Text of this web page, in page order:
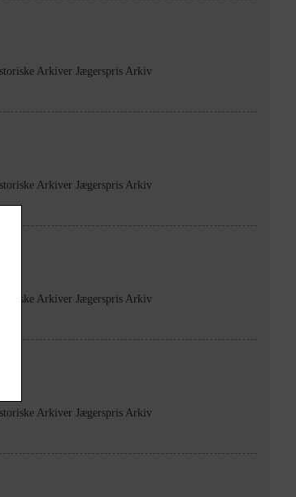
Arkiver Jægerspris Arkiv
Arkiver Jægerspris Arkiv
Arkiver Jægerspris Arkiv
Arkiver Jægerspris Arkiv